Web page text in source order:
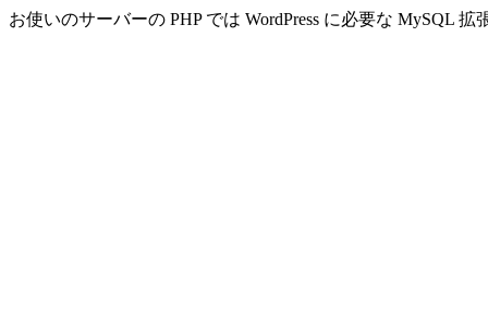
お使いのサーバーの PHP では WordPress に必要な MySQL